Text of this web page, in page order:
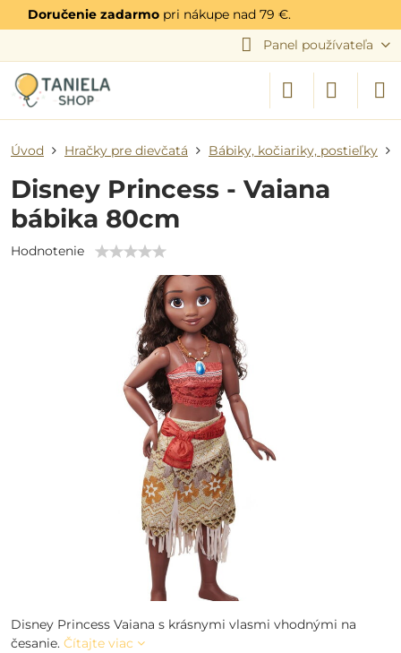
Doručenie zadarmo pri nákupe nad 79 €.
Panel používateľa
Úvod Hračky pre dievčatá Bábiky, kočiariky, postieľky
Disney Princess - Vaiana
bábika 80cm
Hodnotenie
Disney Princess Vaiana s krásnymi vlasmi vhodnými na
česanie. Čítajte viac